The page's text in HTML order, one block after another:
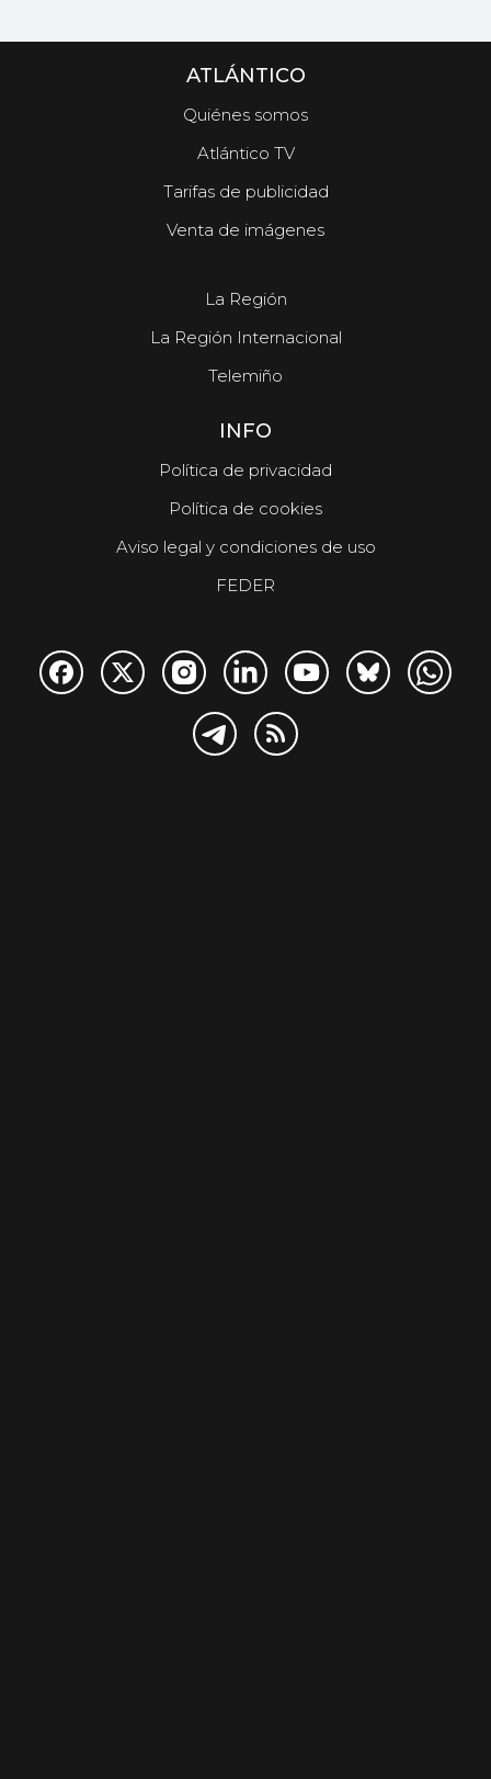
ATLÁNTICO
Quiénes somos
Atlántico TV
Tarifas de publicidad
Venta de imágenes
La Región
La Región Internacional
Telemiño
INFO
Política de privacidad
Política de cookies
Aviso legal y condiciones de uso
FEDER